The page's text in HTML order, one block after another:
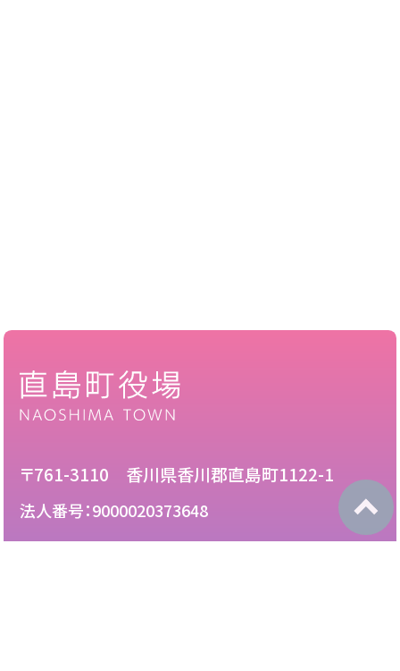
〒761-3110 香川県香川郡直島町1122-1
法人番号：9000020373648